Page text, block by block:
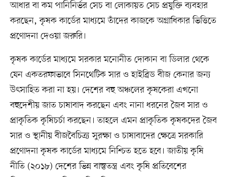
আধার বা কম পানিনির্ভর সেচ বা লোকায়ত সেচ প্রযুক্তি ব্যবহার
করছেন, কৃষক কার্ডের মাধ্যমে তাঁদের কাজকে অগ্রাধিকার ভিত্তিতে
প্রণোদনা দেওয়া জরুরি।
কৃষক কার্ডের মাধ্যমে সরকার মনোনীত দোকান বা ডিলার থেকে
যেন একতরফাভাবে সিনথেটিক সার ও হাইব্রিড বীজ কেনার জন্য
উৎসাহিত করা না হয়। দেশের বহু অঞ্চলের কৃষকেরা এখনো
বহুদেশীয় জাত চাষাবাদ করছেন এবং নানা ধরনের জৈব সার ও
প্রাকৃতিক কৃষিচর্চা করছেন। তাহলে এমন প্রাকৃতিক কৃষকদের জৈব
সার ও স্থানীয় বীজবৈচিত্র্য সুরক্ষা ও চাষাবাদের ক্ষেত্রে সরকারি
প্রণোদনা কৃষক কার্ডের মাধ্যমে নিশ্চিত হতে হবে। জাতীয় কৃষি
নীতি (২০১৮) দেশের ভিন্ন বাস্তুতন্ত্র এবং কৃষি প্রতিবেশের